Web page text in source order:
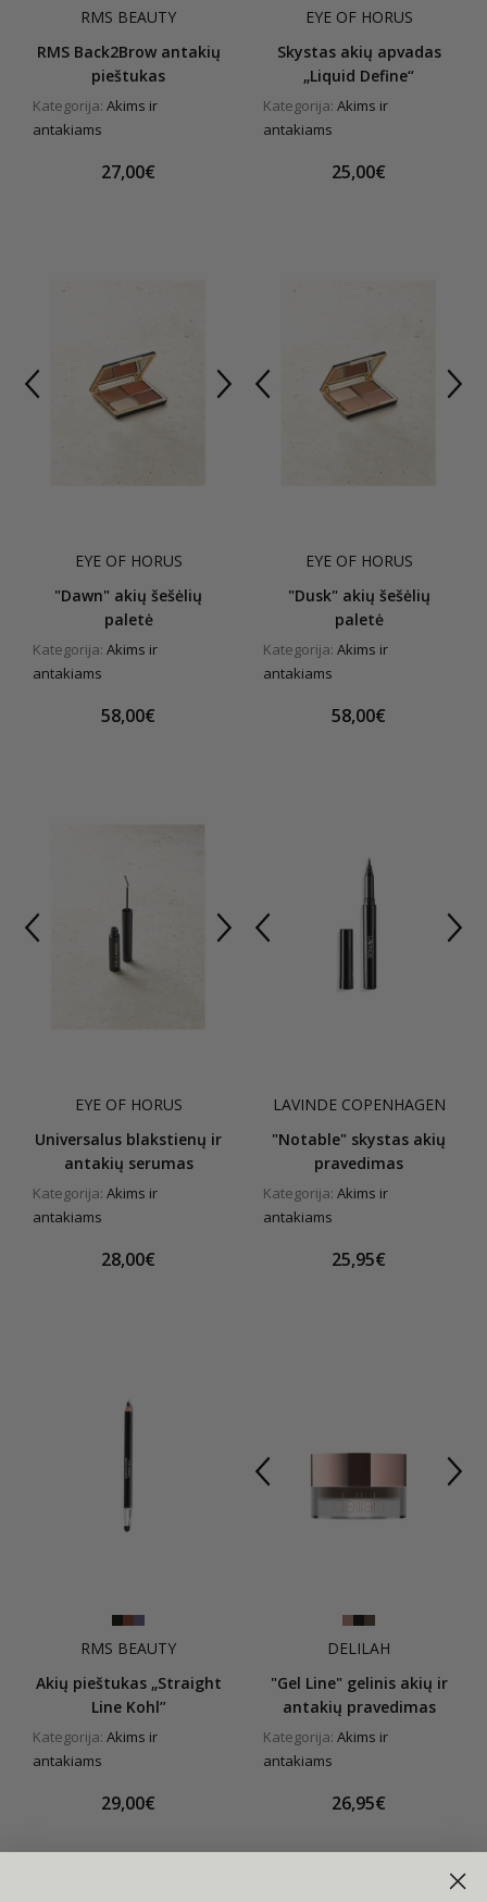
RMS BEAUTY
RMS Back2Brow antakių
pieštukas
Kategorija: Akims ir
antakiams
27,00€
EYE OF HORUS
Skystas akių apvadas
„Liquid Define“
Kategorija: Akims ir
antakiams
25,00€
EYE OF HORUS
"Dawn" akių šešėlių
paletė
Kategorija: Akims ir
antakiams
58,00€
EYE OF HORUS
"Dusk" akių šešėlių
paletė
Kategorija: Akims ir
antakiams
58,00€
EYE OF HORUS
Universalus blakstienų ir
antakių serumas
Kategorija: Akims ir
antakiams
28,00€
LAVINDE COPENHAGEN
"Notable" skystas akių
pravedimas
Kategorija: Akims ir
antakiams
25,95€
RMS BEAUTY
Akių pieštukas „Straight
Line Kohl”
Kategorija: Akims ir
antakiams
29,00€
DELILAH
"Gel Line" gelinis akių ir
antakių pravedimas
Kategorija: Akims ir
antakiams
26,95€